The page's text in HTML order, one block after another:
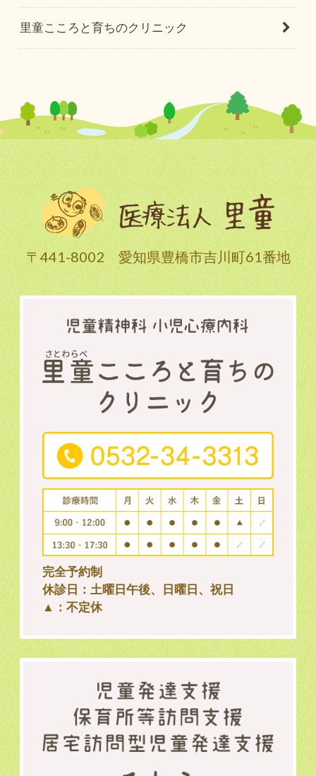
里童こころと育ちのクリニック
〒441-8002 愛知県豊橋市吉川町61番地
完全予約制
休診日：土曜日午後、日曜日、祝日
▲：不定休